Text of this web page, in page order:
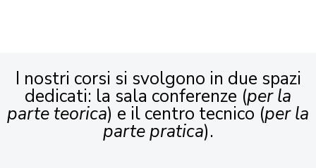
I nostri corsi si svolgono in due spazi
dedicati: la sala conferenze (per la
parte teorica) e il centro tecnico (per la
parte pratica).